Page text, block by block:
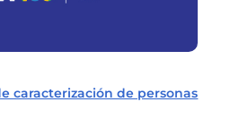
caracterización de personas